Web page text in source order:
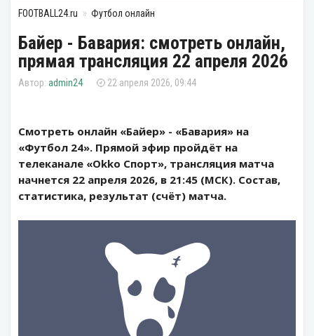
FOOTBALL24.ru Футбол онлайн
Байер - Бавария: смотреть онлайн,
прямая трансляция 22 апреля 2026
admin24 22 апреля 2026, 09:44
Смотреть онлайн «Байер» - «Бавария» на
«Футбол 24». Прямой эфир пройдёт на
телеканале «Okko Спорт», трансляция матча
начнется 22 апреля 2026, в 21:45 (МСК). Состав,
статистика, результат (счёт) матча.